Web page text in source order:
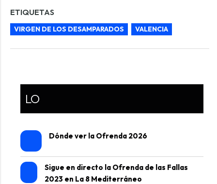
ETIQUETAS
VIRGEN DE LOS DESAMPARADOS VALENCIA
LO
Dónde ver la Ofrenda 2026
Sigue en directo la Ofrenda de las Fallas
2023 en La 8 Mediterráneo